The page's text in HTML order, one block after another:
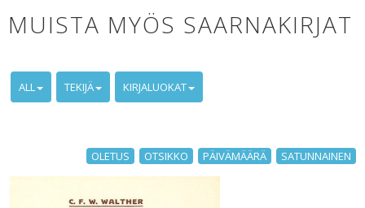
MUISTA MYÖS SAARNAKIRJAT
ALL TEKIJÄ KIRJALUOKAT
OLETUS OTSIKKO PÄIVÄMÄÄRÄ SATUNNAINEN